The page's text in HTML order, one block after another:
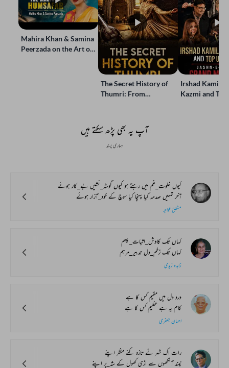
Mahira Khan & Samina
Peerzada on the Art of
The Secret History of
Thumri: From
Irshad Kamil,
Kazmi and
آپ یہ بھی پڑھ سکتے ہیں
ہماری پسند
کیوں خلوت_غم میں رہتے ہو کیوں گوشہ_نشیں بے_کار ہوئے
آخر تمہیں صدمہ کیا پہنچا کیا سوچ کے خود_آزار ہوئے
مشفق خواجہ
کہاں تک کاوش‌_اثبات_پیہم
کہاں تک زخم_دل تدبیر_مرہم
زاہدہ زیدی
درد دل میں مقیم کس کا ہے
کام یہ ہے عظیم کس کا ہے
احسان جعفری
رات اک شہر نے تازہ کئے منظر اپنے
نیند آنکھوں سے اڑی کھول کے شہ_پر اپنے